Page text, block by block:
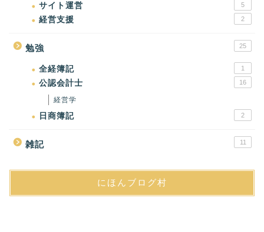
サイト運営 5
経営支援 2
勉強 25
全経簿記 1
公認会計士 16
経営学
日商簿記 2
雑記 11
にほんブログ村